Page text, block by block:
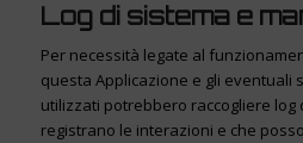
Log di sistema e
Per necessità legate al
questa Applicazione e gli eventuali
utilizzati potrebbero raccogliere log
registrano le interazioni e che